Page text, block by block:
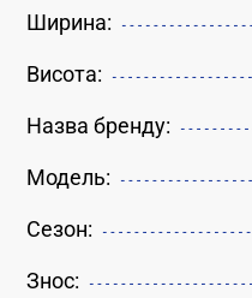
Ширина:
Висота:
Назва бренду:
Модель:
Сезон:
Знос: